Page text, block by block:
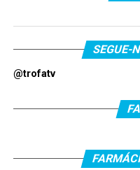
SEGUE-
@trofatv